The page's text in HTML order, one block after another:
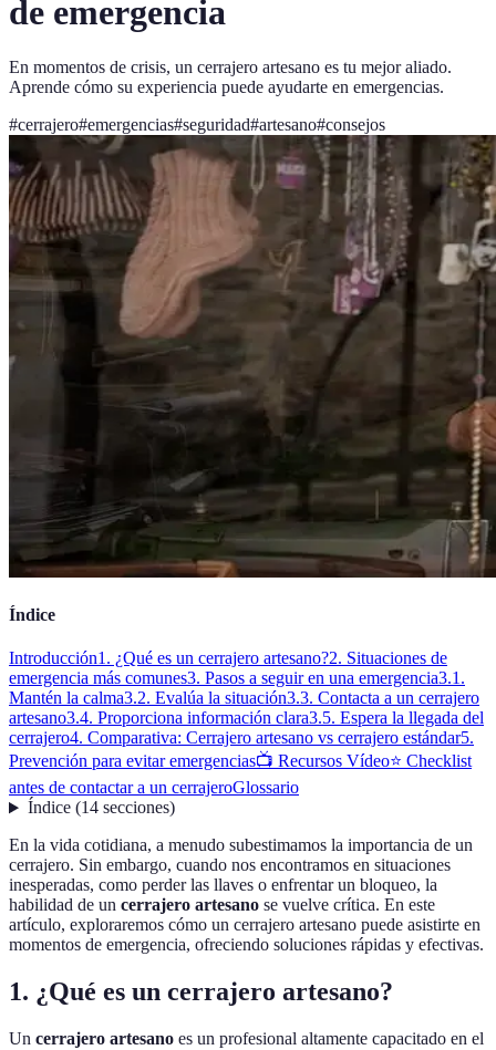
de emergencia
En momentos de crisis, un cerrajero artesano es tu mejor aliado.
Aprende cómo su experiencia puede ayudarte en emergencias.
#cerrajero#emergencias#seguridad#artesano#consejos
Índice
Introducción1. ¿Qué es un cerrajero artesano?2. Situaciones de
emergencia más comunes3. Pasos a seguir en una emergencia3.1.
Mantén la calma3.2. Evalúa la situación3.3. Contacta a un cerrajero
artesano3.4. Proporciona información clara3.5. Espera la llegada del
cerrajero4. Comparativa: Cerrajero artesano vs cerrajero estándar5.
Prevención para evitar emergencias📺 Recursos Vídeo⭐ Checklist
antes de contactar a un cerrajeroGlossario
Índice(14 secciones)
En la vida cotidiana, a menudo subestimamos la importancia de un
cerrajero. Sin embargo, cuando nos encontramos en situaciones
inesperadas, como perder las llaves o enfrentar un bloqueo, la
habilidad de un cerrajero artesano se vuelve crítica. En este
artículo, exploraremos cómo un cerrajero artesano puede asistirte en
momentos de emergencia, ofreciendo soluciones rápidas y efectivas.
1. ¿Qué es un cerrajero artesano?
Un cerrajero artesano es un profesional altamente capacitado en el